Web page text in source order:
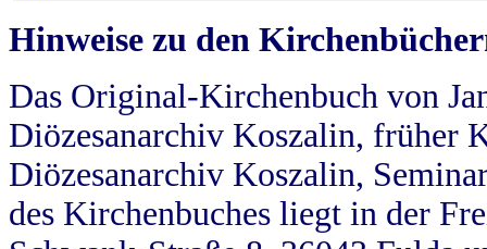
Hinweise zu den
Das Original-Kirchenbuch von
Diözesanarchiv Koszalin, früher
Diözesanarchiv Koszalin,
des Kirchenbuches liegt in der